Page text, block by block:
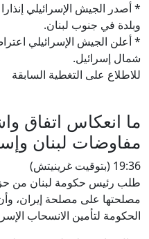
وبلدة في جنوب لبنان.
* أعلن الجيش الإسرائيلي
شمال إسرائيل.
للاطلاع على التغطية السابقة
ما انعكاس اتفاق
مفاوضات لبنان
19:36 (بتوقيت غرينيتش)
طلب رئيس حكومة لبنان من حزب
مصلحتها على مصلحة إيران،
الحكومة لتأمين الانسحاب